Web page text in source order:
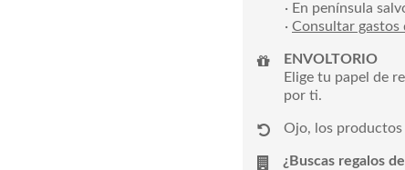
· En península
· Consultar gastos
ENVOLTORIO
Elige tu papel de
por ti.
Ojo, los productos
¿Buscas regalos